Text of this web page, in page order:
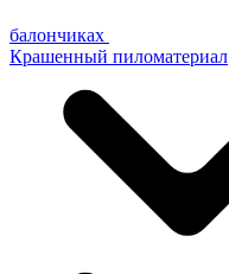
балончиках
Крашенный пиломатериал